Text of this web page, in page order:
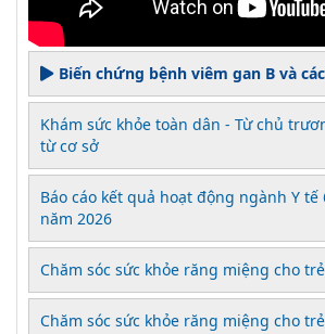
Biến chứng bệnh viêm gan B và
Khám sức khỏe toàn dân - Từ chủ
từ cơ sở
Báo cáo kết quả hoạt động ngành Y
năm 2026
Chăm sóc sức khỏe răng miệng cho
Chăm sóc sức khỏe răng miệng cho